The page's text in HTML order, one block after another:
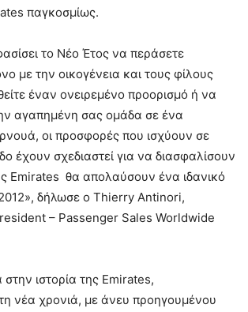
παγκοσμίως.
το Νέο Έτος να περάσετε
με την οικογένεια και τους φίλους
έναν ονειρεμένο προορισμό ή να
αγαπημένη σας ομάδα σε ένα
οι προσφορές που ισχύουν σε
έχουν σχεδιαστεί για να διασφαλίσουν
Emirates θα απολαύσουν ένα ιδανικό
δήλωσε ο Thierry Antinori,
– Passenger Sales Worldwide
ιστορία της Emirates,
νέα χρονιά, με άνευ προηγουμένου